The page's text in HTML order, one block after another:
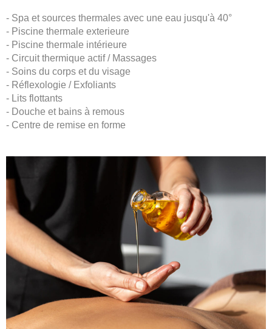
- Spa et sources thermales avec une eau jusqu'à 40°
- Piscine thermale exterieure
- Piscine thermale intérieure
- Circuit thermique actif / Massages
- Soins du corps et du visage
- Réflexologie / Exfoliants
- Lits flottants
- Douche et bains à remous
- Centre de remise en forme